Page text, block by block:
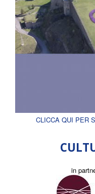
CLICCA QUI PER
in